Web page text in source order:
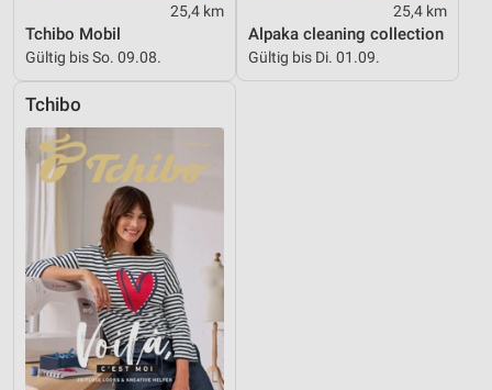
25,4 km
Tchibo Mobil
Gültig bis So. 09.08.
25,4 km
Alpaka cleaning collection
Gültig bis Di. 01.09.
Tchibo